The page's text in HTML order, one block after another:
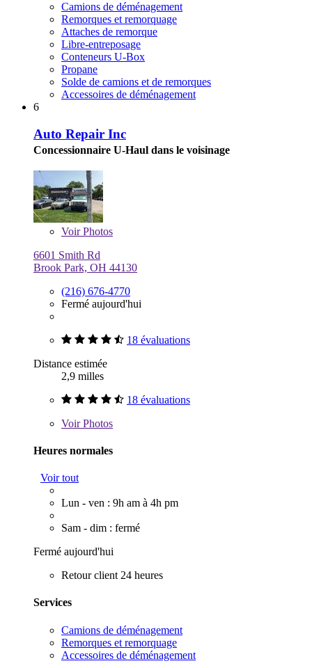
Camions de déménagement
Remorques et remorquage
Attaches de remorque
Libre-entreposage
Conteneurs U-Box
Propane
Solde de camions et de remorques
Accessoires de déménagement
6
Auto Repair Inc
Concessionnaire U-Haul dans le voisinage
VoirPhotos
6601 Smith Rd
Brook Park, OH 44130
(216) 676-4770
Fermé aujourd'hui
18 évaluations
Distance estimée
2,9 milles
18 évaluations
VoirPhotos
Heures normales
Voir tout
Lun - ven : 9h am à 4h pm
Sam - dim : fermé
Fermé aujourd'hui
Retour client 24 heures
Services
Camions de déménagement
Remorques et remorquage
Accessoires de déménagement